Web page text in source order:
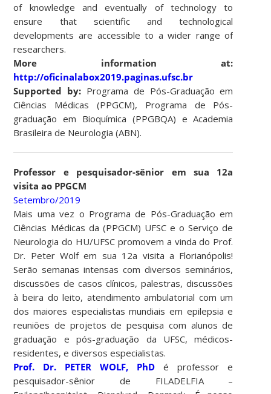
of knowledge and eventually of technology to
ensure that scientific and technological
developments are accessible to a wider range of
researchers.
More information at:
http://oficinalabox2019.paginas.ufsc.br
Supported by: Programa de Pós-Graduação em
Ciências Médicas (PPGCM), Programa de Pós-
graduação em Bioquímica (PPGBQA) e Academia
Brasileira de Neurologia (ABN).
Professor e pesquisador-sênior em sua 12a
visita ao PPGCM
Setembro/2019
Mais uma vez o Programa de Pós-Graduação em
Ciências Médicas da (PPGCM) UFSC e o Serviço de
Neurologia do HU/UFSC promovem a vinda do Prof.
Dr. Peter Wolf em sua 12a visita a Florianópolis!
Serão semanas intensas com diversos seminários,
discussões de casos clínicos, palestras, discussões
à beira do leito, atendimento ambulatorial com um
dos maiores especialistas mundiais em epilepsia e
reuniões de projetos de pesquisa com alunos de
graduação e pós-graduação da UFSC, médicos-
residentes, e diversos especialistas.
Prof. Dr. PETER WOLF, PhD é professor e
pesquisador-sênior de FILADELFIA –